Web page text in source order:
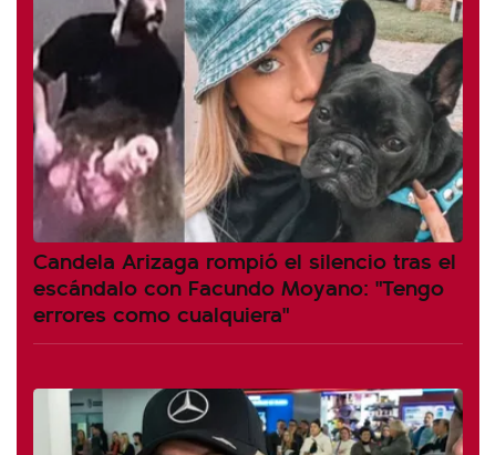
Candela Arizaga rompió el silencio tras el
escándalo con Facundo Moyano: "Tengo
errores como cualquiera"